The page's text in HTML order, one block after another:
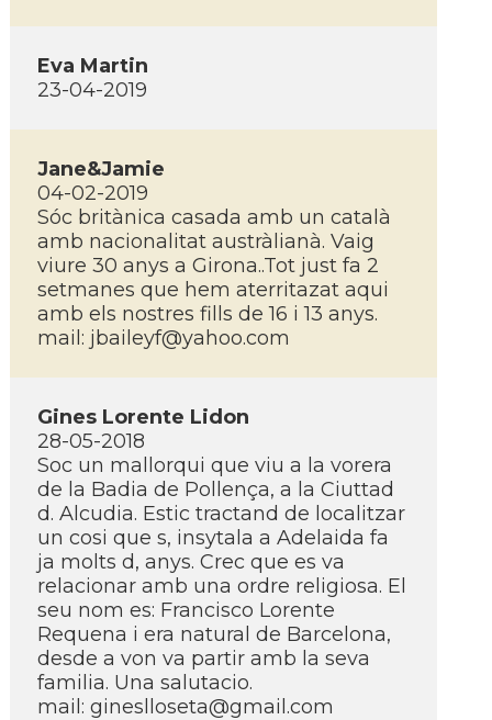
Eva Martin
23-04-2019
Jane&Jamie
04-02-2019
Sóc britànica casada amb un català
amb nacionalitat austràlianà. Vaig
viure 30 anys a Girona..Tot just fa 2
setmanes que hem aterritazat aqui
amb els nostres fills de 16 i 13 anys.
mail: jbaileyf@yahoo.com
Gines Lorente Lidon
28-05-2018
Soc un mallorqui que viu a la vorera
de la Badia de Pollença, a la Ciuttad
d. Alcudia. Estic tractand de localitzar
un cosi que s, insytala a Adelaida fa
ja molts d, anys. Crec que es va
relacionar amb una ordre religiosa. El
seu nom es: Francisco Lorente
Requena i era natural de Barcelona,
desde a von va partir amb la seva
familia. Una salutacio.
mail: gineslloseta@gmail.com